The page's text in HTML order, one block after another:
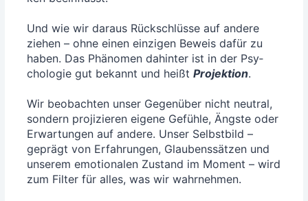
Und wie wir dar­aus Rück­schlüs­se auf ande­re
zie­hen – ohne einen ein­zi­gen Beweis dafür zu
haben. Das Phä­no­men dahin­ter ist in der Psy­
cho­lo­gie gut bekannt und heißtPro­jek­ti­on.
Wir beob­ach­ten unser Gegen­über nicht neu­tral,
son­dern pro­ji­zie­ren eige­ne Gefüh­le, Ängs­te oder
Erwar­tun­gen auf ande­re. Unser Selbst­bild –
geprägt von Erfah­run­gen, Glau­bens­sät­zen und
unse­rem emo­tio­na­len Zustand im Moment – wird
zum Fil­ter für alles, was wir wahr­neh­men.